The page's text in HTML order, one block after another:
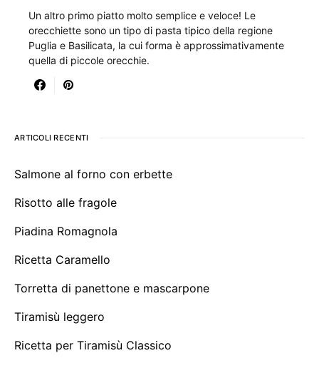
Un altro primo piatto molto semplice e veloce! Le
orecchiette sono un tipo di pasta tipico della regione
Puglia e Basilicata, la cui forma è approssimativamente
quella di piccole orecchie.
ARTICOLI RECENTI
Salmone al forno con erbette
Risotto alle fragole
Piadina Romagnola
Ricetta Caramello
Torretta di panettone e mascarpone
Tiramisù leggero
Ricetta per Tiramisù Classico